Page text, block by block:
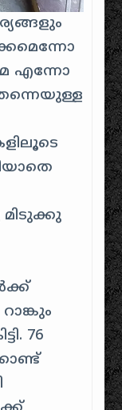
എന്നോ
മിടുക്കു
76